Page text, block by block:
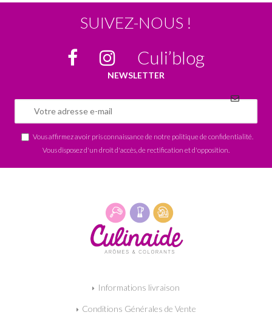
SUIVEZ-NOUS !
Culi’blog
NEWSLETTER
Vous affirmez avoir pris connaissance de notre politique de confidentialité
Vous disposez d'un droit d'accès, de rectification et d'opposition.
Informations livraison
Conditions Générales de Vente